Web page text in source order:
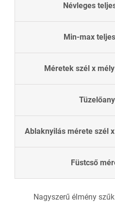
Névleges
Min-max
Méretek szél x
Ablaknyilás mérete szél
Füstcső
Nagyszerű élmény